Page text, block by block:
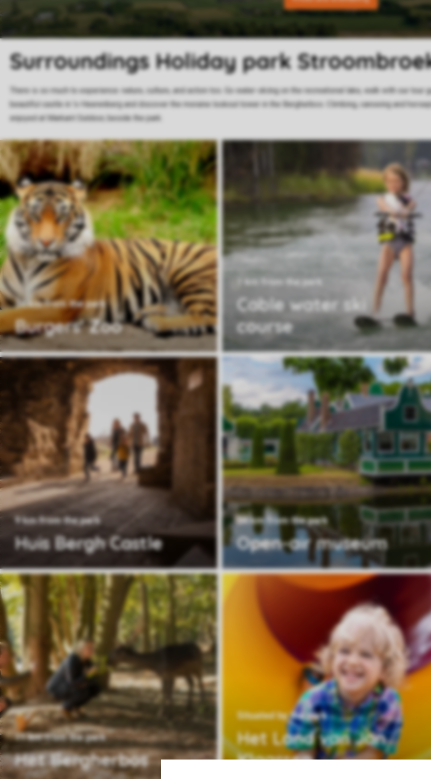
Surroundings Holiday park
There is so much to experience: nature, culture, and action too. Go water-skiing on the recreational lake, walk with our tour
beautiful castle in 's-Heerenberg and discover the moraine lookout tower in the Bergherbos. Climbing, canoeing and
enjoyed at Markant Outdoor, beside the park.
Burgers' Zoo
34 km from the park
Cable water ski
course
1 km from the park
Huis Bergh Castle
9 km from the park
Open-air museum
34 km from the park
Het Bergherbos
11 km from the park
Het Land van Jan
Klaassen
Situated by the park